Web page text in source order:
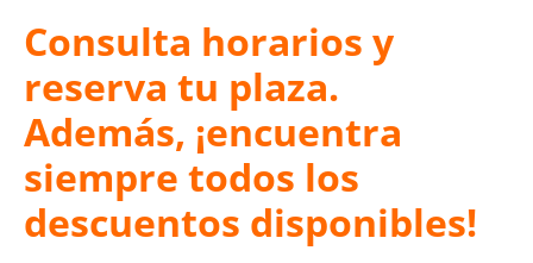
Consulta horarios y
reserva tu plaza.
Además, ¡encuentra
siempre todos los
descuentos disponibles!